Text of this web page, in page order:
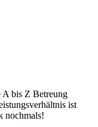
A bis Z Betreung
ist
nochmals!